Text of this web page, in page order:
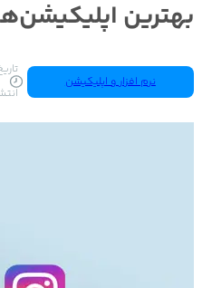
بهترین
نرم افزار و اپلیکیشن